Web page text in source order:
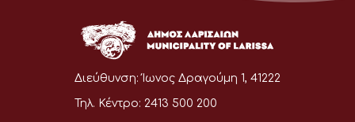
Διεύθυνση: Ίωνος Δραγούμη 1, 41222
Τηλ. Κέντρο: 2413 500 200